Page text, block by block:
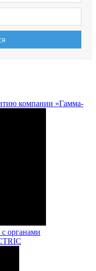
компании «Гамма-
органами